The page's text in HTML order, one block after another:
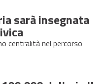
sarà insegnata
centralità nel percorso